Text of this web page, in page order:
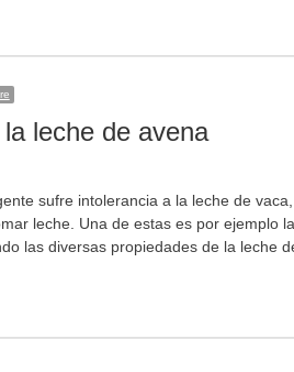
leche de avena
sufre intolerancia a la leche de
leche. Una de estas es por ejemplo
las diversas propiedades de la leche